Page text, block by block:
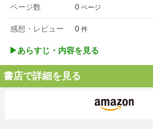
ページ数 0 ページ
感想・レビュー 0 件
▶︎あらすじ・内容を見る
書店で詳細を見る